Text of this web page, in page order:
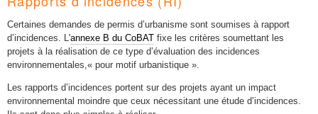
Certaines demandes de permis d’urbanisme sont soumises à rapport
d’incidences. L'annexe B du CoBAT fixe les critères soumettant les
projets à la réalisation de ce type d’évaluation des incidences
environnementales,« pour motif urbanistique ».
Les rapports d’incidences portent sur des projets ayant un impact
environnemental moindre que ceux nécessitant une étude d’incidences.